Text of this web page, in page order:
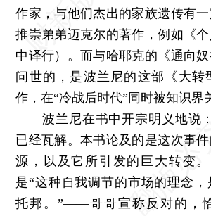
作家，与他们杰出的家族遗传有
推崇弟弟迈克尔的著作，例如《
中译行）。而与哈耶克的《通向
问世的，是波兰尼的这部《大转
作，在“冷战后时代”同时被知识界
波兰尼在书中开宗明义地说：
已经瓦解。本书论及的是这次事
源，以及它所引发的巨大转变
是“这种自我调节的市场的理念
托邦。”——哥哥宣称反对的，